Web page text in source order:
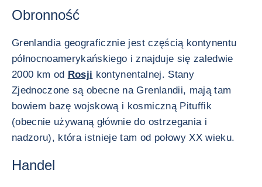
Obronność
Grenlandia geograficznie jest częścią kontynentu
północnoamerykańskiego i znajduje się zaledwie
2000 km od Rosji kontynentalnej. Stany
Zjednoczone są obecne na Grenlandii, mają tam
bowiem bazę wojskową i kosmiczną Pituffik
(obecnie używaną głównie do ostrzegania i
nadzoru), która istnieje tam od połowy XX wieku.
Handel